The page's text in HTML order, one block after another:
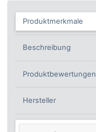
Produktmerkmale
Beschreibung
Produktbewertungen
Hersteller